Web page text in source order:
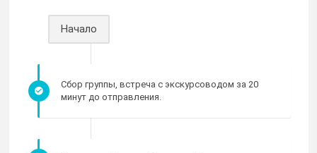
Начало
Сбор группы, встреча с экскурсоводом за 20
минут до отправления.